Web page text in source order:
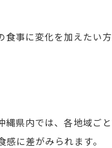
事に変化を加えたい
県内では、各地域ご
に差がみられます。